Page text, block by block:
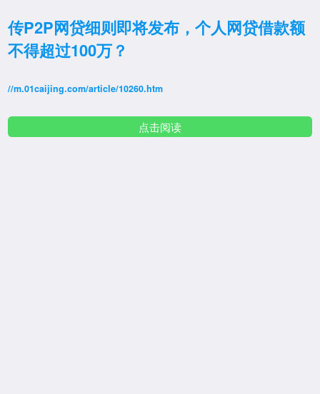
传P2P网贷细则即将发布，个人网贷借款额
不得超过100万？
//m.01caijing.com/article/10260.htm
点击阅读